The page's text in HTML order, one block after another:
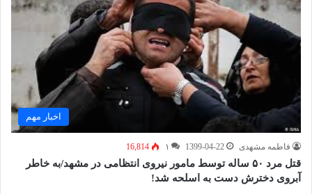
اخبار مهم
فاطمه مشهدی 1399-04-22 ۱ 16,814
قتل مرد ۵۰ ساله توسط مامور نیروی انتظامی در مشهد/به خاطر
آبروی دخترش دست به اسلحه شد!